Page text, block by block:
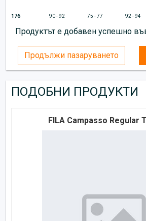
176 90 - 92 75 - 77 92 - 94
Продуктът е добавен успешно
Продължи пазаруването
ПОДОБНИ ПРОДУКТИ
FILA Campasso Regular